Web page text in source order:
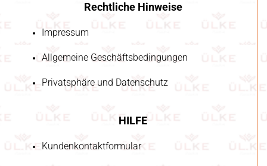
Rechtliche Hinweise
Impressum
Allgemeine Geschäftsbedingungen
Privatsphäre und Datenschutz
HILFE
Kundenkontaktformular